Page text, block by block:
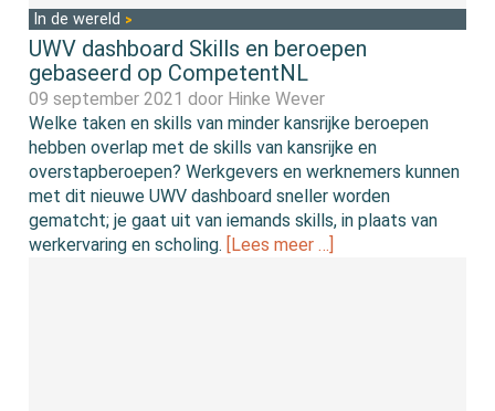
In de wereld
UWV dashboard Skills en beroepen
gebaseerd op CompetentNL
09 september 2021 door Hinke Wever
Welke taken en skills van minder kansrijke beroepen
hebben overlap met de skills van kansrijke en
overstapberoepen? Werkgevers en werknemers kunnen
met dit nieuwe UWV dashboard sneller worden
gematcht; je gaat uit van iemands skills, in plaats van
werkervaring en scholing.
[Lees meer …]